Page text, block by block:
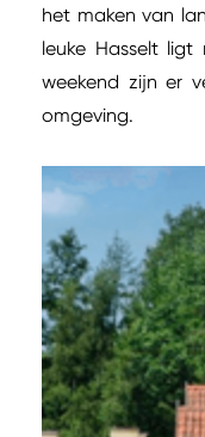
het maken van
leuke Hasselt
weekend zijn er
omgeving.